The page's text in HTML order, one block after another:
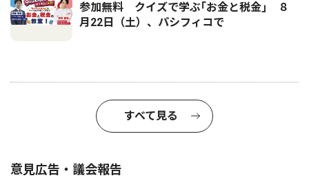
参加無料 クイズで学ぶ｢お金と税金｣ ８
月22日（土）、パシフィコで
すべて見る
意見広告・議会報告